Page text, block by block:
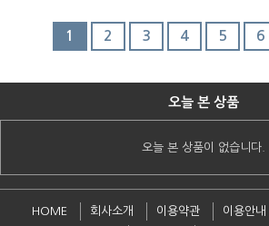
1 2 3 4 5 6
오늘 본 상품
오늘 본 상품이 없습니다.
HOME 회사소개 이용약관 이용안내